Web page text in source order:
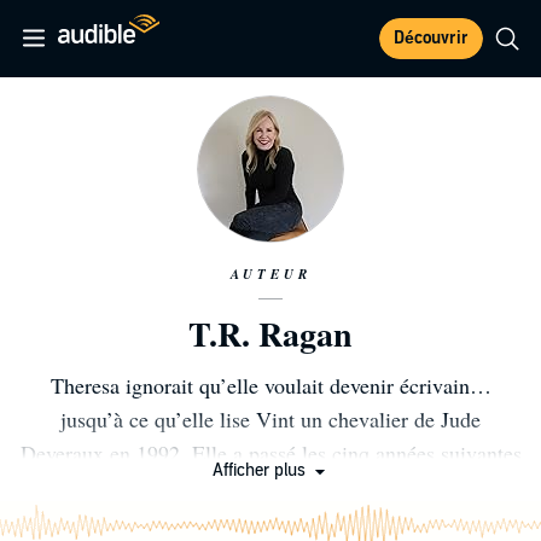
Découvrir
AUTEUR
T.R. Ragan
Theresa ignorait qu’elle voulait devenir écrivain…
jusqu’à ce qu’elle lise Vint un chevalier de Jude
Deveraux en 1992. Elle a passé les cinq années suivantes
à faire des recherches sur l’époque médiévale et à écrire
Le Retour de la rose. Elle travaillait alors à plein temps
Afficher plus